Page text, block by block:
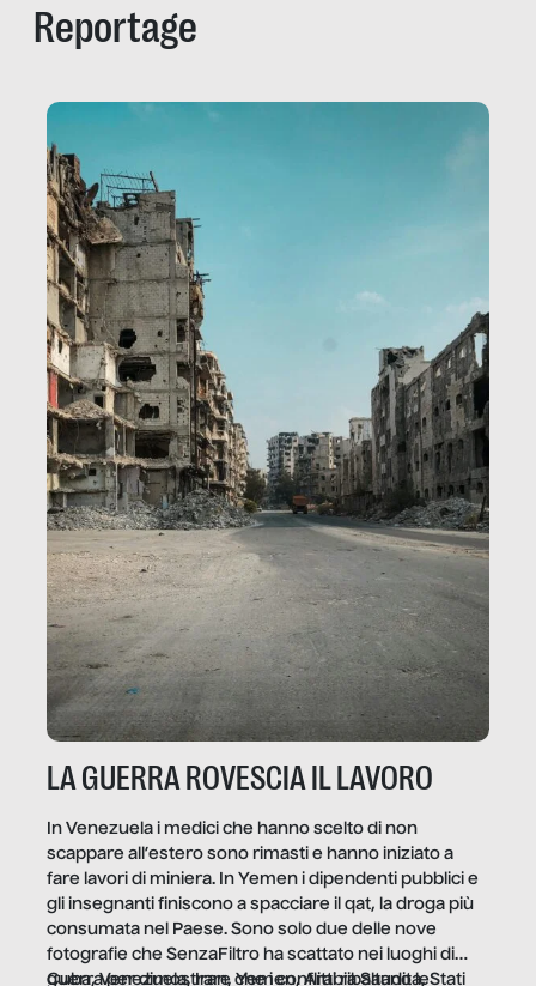
Reportage
LA GUERRA ROVESCIA IL LAVORO
In Venezuela i medici che hanno scelto di non
scappare all’estero sono rimasti e hanno iniziato a
fare lavori di miniera. In Yemen i dipendenti pubblici e
gli insegnanti finiscono a spacciare il qat, la droga più
consumata nel Paese. Sono solo due delle nove
fotografie che SenzaFiltro ha scattato nei luoghi di
guerra per dimostrare che i conflitti ribaltano le
Cuba, Venezuela, Iran, Yemen, Arabia Saudita, Stati